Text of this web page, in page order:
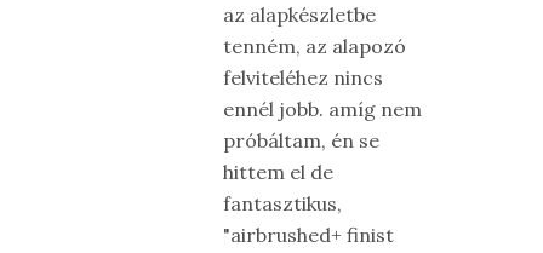
az alapkészletbe
tenném, az alapozó
felviteléhez nincs
ennél jobb. amíg nem
próbáltam, én se
hittem el de
fantasztikus,
"airbrushed+ finist